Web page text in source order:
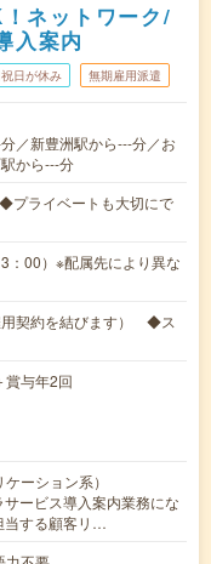
ネットワーク/
入案内
祝日が休み 無期雇用派遣
／新豊洲駅から---分／お
から---分
ライベートも大切にで
：00）※配属先により異な
用契約を結びます） ◆ス
賞与年2回
ーション系）
ービス導入案内業務にな
当する顧客リ…